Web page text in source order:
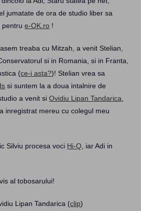
jumatate de ora de studio liber sa
pentrue-OK.ro !
treaba cu Mitzah, a venit Stelian,
si in Romania, si in Franta,
(ce-i asta?)! Stelian vrea sa
si suntem la a doua intalnire de
a venit siOvidiu Lipan Tandarica
inregistrat mereu cu colegul meu
Silviu procesa voci Hi-Q , iar Adi in
al tobosarului!
Lipan Tandarica (clip)